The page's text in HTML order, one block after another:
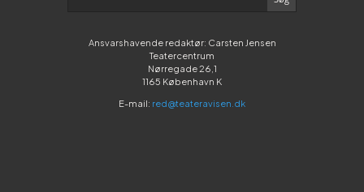
Ansvarshavende redaktør: Carsten Jensen
Teatercentrum
Nørregade 26,1
1165 København K
E-mail: red@teateravisen.dk